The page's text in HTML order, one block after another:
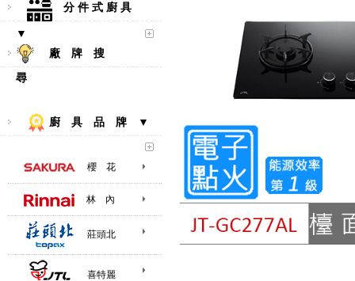
分 件 式 廚 具
▼
廠 牌 搜
尋
廚 具 品 牌 ▼
櫻 花
林 內
莊頭北
喜特麗